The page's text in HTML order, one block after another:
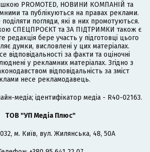
PROMOTED, НОВИНИ КОМПАНІЙ та
та публікуються на правах реклами.
погляди, які в них промотуються.
СПЕЦПРОЄКТ та ЗА ПІДТРИМКИ також є
редакція бере участь у підготовці цього
думки, висловлені у цих матеріалах.
відповідальності за факти та оціночні
у рекламних матеріалах. Згідно з
відповідальність за зміст
несе рекламодавець.
медіа; ідентифікатор медіа - R40-02163.
ТОВ "УП Медіа Плюс"
м. Київ, вул. Жилянська, 48, 50А